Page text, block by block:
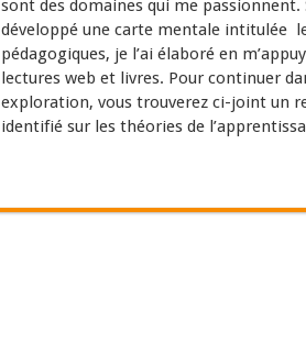
sont des domaines qui me passionnent.
développé une carte mentale intitulée
pédagogiques, je l’ai élaboré en
lectures web et livres. Pour continuer
exploration, vous trouverez ci-joint un
identifié sur les théories de